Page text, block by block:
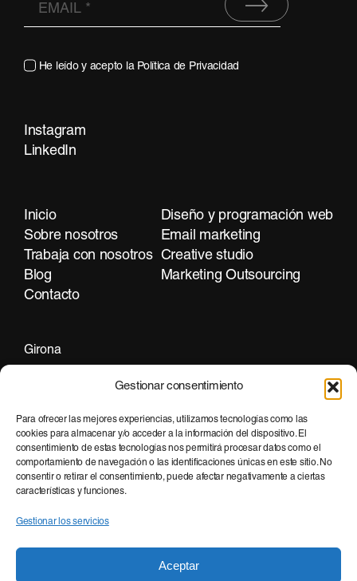
Gestionar consentimiento
Para ofrecer las mejores experiencias, utilizamos tecnologías como las
cookies para almacenar y/o acceder a la información del dispositivo. El
consentimiento de estas tecnologías nos permitirá procesar datos como el
comportamiento de navegación o las identificaciones únicas en este sitio. No
consentir o retirar el consentimiento, puede afectar negativamente a ciertas
características y funciones.
Gestionar los servicios
Aceptar
He leído y acepto la Política de Privacidad
Instagram
LinkedIn
Inicio
Sobre nosotros
Trabaja con nosotros
Blog
Contacto
Diseño y programación web
Email marketing
Creative studio
Marketing Outsourcing
Girona
Barcelona
+34 935 951 500